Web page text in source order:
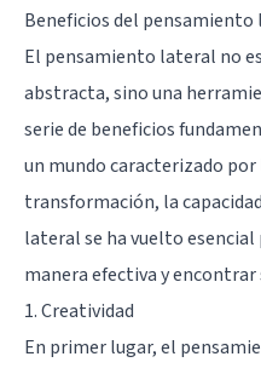
Beneficios del
El pensamiento lateral no
abstracta, sino una
serie de beneficios
un mundo caracterizado
transformación, la
lateral se ha vuelto
manera efectiva y
1. Creatividad
En primer lugar, el